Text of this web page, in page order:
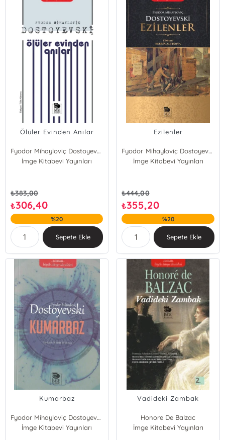
Ölüler Evinden Anılar
Fyodor Mihayloviç Dostoyevski
İmge Kitabevi Yayınları
₺383,00
₺306,40
%20
Sepete Ekle
Ezilenler
Fyodor Mihayloviç Dostoyevski
İmge Kitabevi Yayınları
₺444,00
₺355,20
%20
Sepete Ekle
Kumarbaz
Fyodor Mihayloviç Dostoyevski
İmge Kitabevi Yayınları
Vadideki Zambak
Honore De Balzac
İmge Kitabevi Yayınları